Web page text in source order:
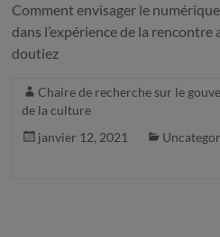
Comment envisager le
dans l’expérience de la rencontre
doutiez
Chaire de recherche sur le
de la culture
janvier 12, 2021